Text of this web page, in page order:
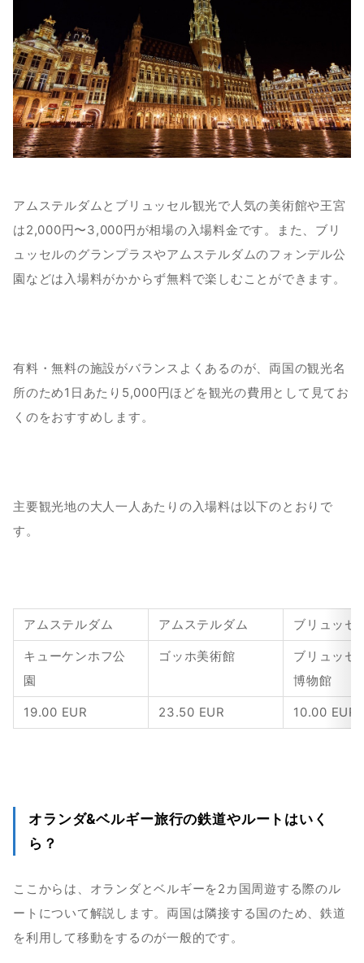
アムステルダムとブリュッセル観光で人気の美術館や王宮
は2,000円〜3,000円が相場の入場料金です。また、ブリ
ュッセルのグランプラスやアムステルダムのフォンデル公
園などは入場料がかからず無料で楽しむことができます。
有料・無料の施設がバランスよくあるのが、両国の観光名
所のため1日あたり5,000円ほどを観光の費用として見てお
くのをおすすめします。
主要観光地の大人一人あたりの入場料は以下のとおりで
す。
アムステルダム アムステルダム ブリュッセ
キューケンホフ公
園
ゴッホ美術館
ブリュッセ
博物館
19.00 EUR 23.50 EUR 10.00 EUR
オランダ&ベルギー旅行の鉄道やルートはいく
ら？
ここからは、オランダとベルギーを2カ国周遊する際のル
ートについて解説します。両国は隣接する国のため、鉄道
を利用して移動をするのが一般的です。